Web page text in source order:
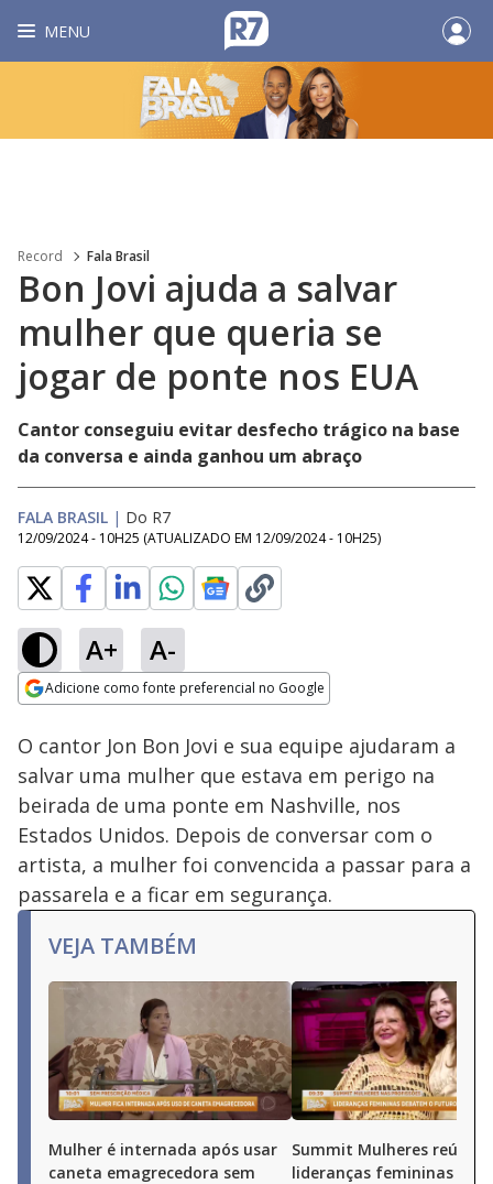
MENU
Record Fala Brasil
Bon Jovi ajuda a salvar
mulher que queria se
jogar de ponte nos EUA
Cantor conseguiu evitar desfecho trágico na base
da conversa e ainda ganhou um abraço
FALA BRASIL | Do R7
12/09/2024 - 10H25 (ATUALIZADO EM 12/09/2024 - 10H25)
A+ A-
Adicione como fonte preferencial no Google
Ativar
Loaded
69.65%
O cantor Jon Bon Jovi e sua equipe ajudaram a
salvar uma mulher que estava em perigo na
beirada de uma ponte em Nashville, nos
Estados Unidos. Depois de conversar com o
artista, a mulher foi convencida a passar para a
passarela e a ficar em segurança.
VEJA TAMBÉM
Mulher é internada após usar
caneta emagrecedora sem
Summit Mulheres reúne
lideranças femininas para